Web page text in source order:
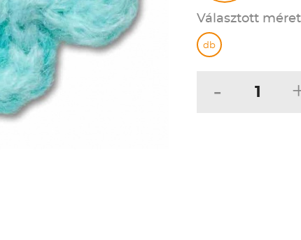
Választott
db
-